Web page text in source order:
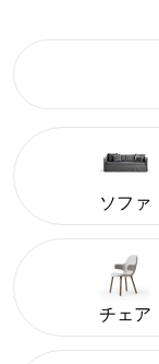
ソファ
チェア